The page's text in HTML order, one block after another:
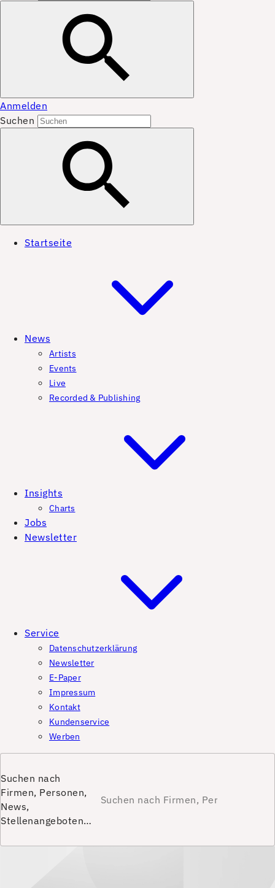
Anmelden
Suchen
Startseite
News
Artists
Events
Live
Recorded & Publishing
Insights
Charts
Jobs
Newsletter
Service
Datenschutzerklärung
Newsletter
E-Paper
Impressum
Kontakt
Kundenservice
Werben
Suchen nach
Firmen, Personen,
News,
Stellenangeboten…